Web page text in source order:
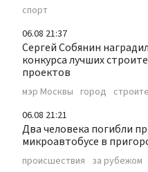
спорт
06.08 21:37
Сергей Собянин
конкурса лучших
проектов
мэр Москвы город
06.08 21:21
Два человека погибли
микроавтобусе в
происшествия за рубежом